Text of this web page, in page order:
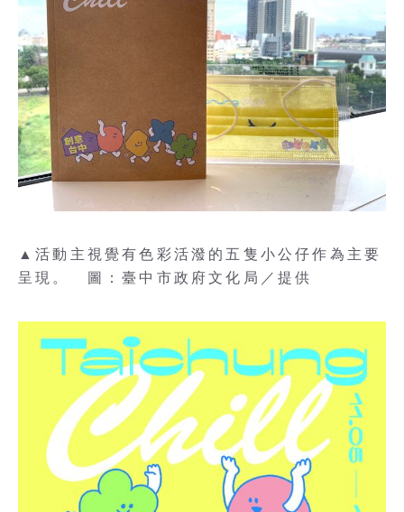
▲活動主視覺有色彩活潑的五隻小公仔作為主要
呈現。 圖：臺中市政府文化局／提供